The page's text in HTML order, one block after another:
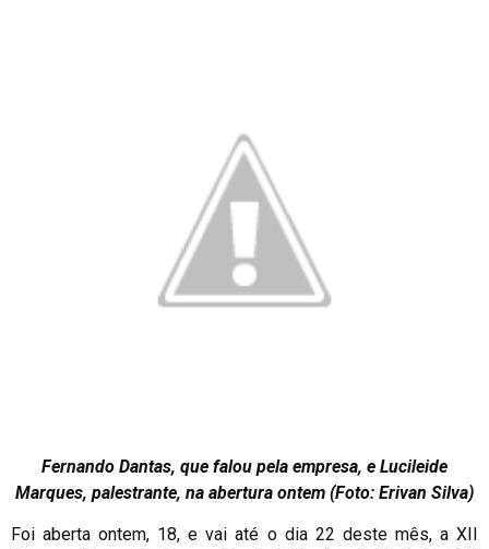
Fernando Dantas, que falou pela empresa, e Lucileide
Marques, palestrante, na abertura ontem (Foto: Erivan Silva)
Foi aberta ontem, 18, e vai até o dia 22 deste mês, a XII